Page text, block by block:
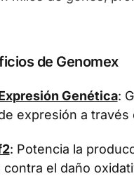
de Genomex
Genética:
expresión a
: Potencia la
el daño